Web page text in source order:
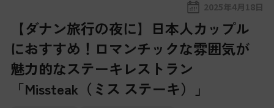
2025年4月18日
【ダナン旅行の夜に】日本人カップル
におすすめ！ロマンチックな雰囲気が
魅力的なステーキレストラン
「Missteak（ミス ステーキ）」